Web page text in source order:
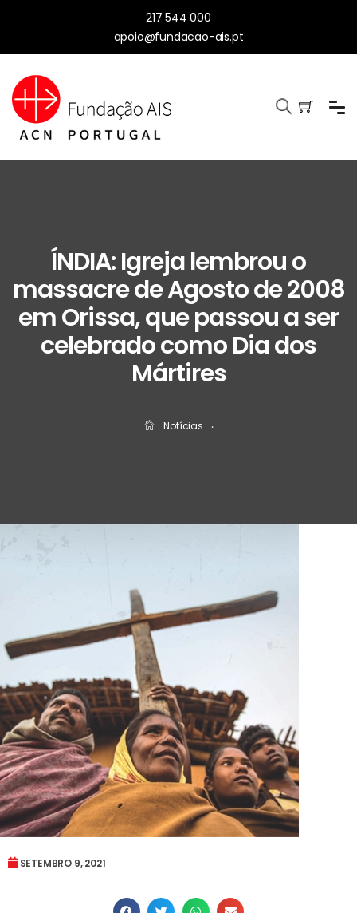
217 544 000
apoio@fundacao-ais.pt
ÍNDIA: Igreja lembrou o
massacre de Agosto de 2008
em Orissa, que passou a ser
celebrado como Dia dos
Mártires
Notícias ‧
SETEMBRO 9, 2021